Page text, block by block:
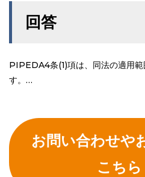
回答
PIPEDA4条(1)項は、同法の適用範
す。…
お問い合わせや
こちら